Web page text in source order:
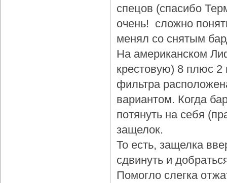
спецов (спасибо
очень! сложно
менял со снятым
На американском
крестовую) 8 плюс 2
фильтра
вариантом. Когда
потянуть на себя
защелок.
То есть, защелка
сдвинуть и
Помогло слегка